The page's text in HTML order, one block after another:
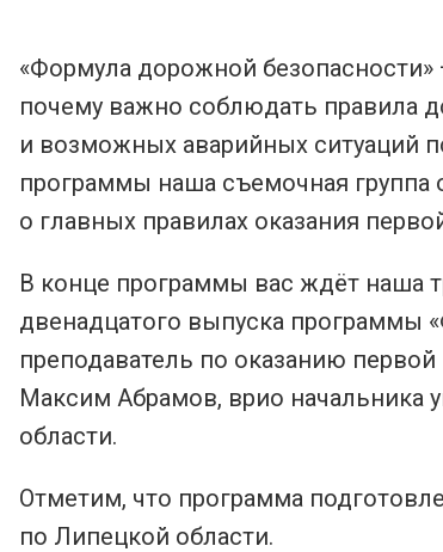
«Формула дорожной
почему важно соблюдать правила
и возможных аварийных ситуаций
программы наша съемочная группа
о главных правилах оказания
В конце программы вас ждёт наша
двенадцатого выпуска программы
преподаватель по оказанию
Максим Абрамов, врио начальника
области.
Отметим, что программа
по Липецкой области.